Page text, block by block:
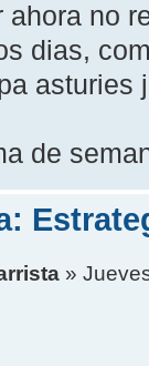
ahora no
dias,
asturies
de
»